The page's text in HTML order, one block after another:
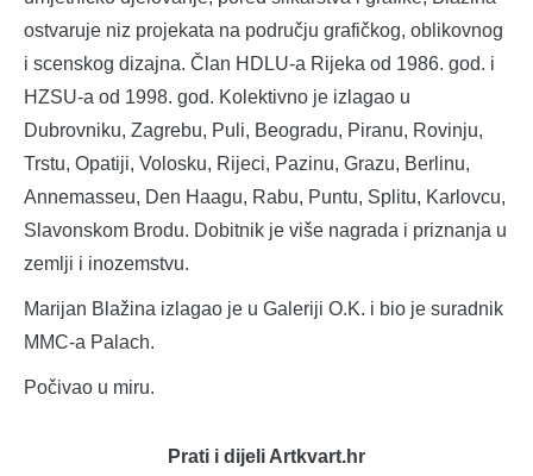
ostvaruje niz projekata na području grafičkog, oblikovnog
i scenskog dizajna. Član HDLU-a Rijeka od 1986. god. i
HZSU-a od 1998. god. Kolektivno je izlagao u
Dubrovniku, Zagrebu, Puli, Beogradu, Piranu, Rovinju,
Trstu, Opatiji, Volosku, Rijeci, Pazinu, Grazu, Berlinu,
Annemasseu, Den Haagu, Rabu, Puntu, Splitu, Karlovcu,
Slavonskom Brodu. Dobitnik je više nagrada i priznanja u
zemlji i inozemstvu.
Marijan Blažina izlagao je u Galeriji O.K. i bio je suradnik
MMC-a Palach.
Počivao u miru.
Prati i dijeli Artkvart.hr